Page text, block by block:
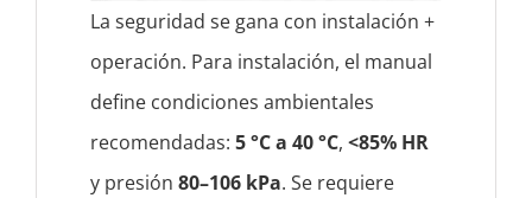
La seguridad se gana con instalación +
operación. Para instalación, el manual
define condiciones ambientales
recomendadas:5 °C a 40 °C,<85% HR
y presión80–106 kPa. Se requiere